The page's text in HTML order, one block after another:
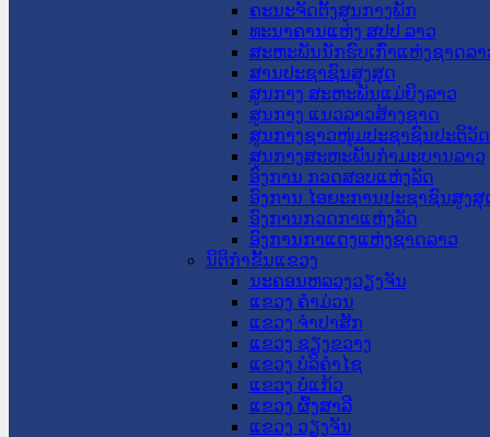
ຄະນະຈັດຕັ້ງສູນກາງພັກ
ທະນາຄານແຫ່ງ ສປປ ລາວ
ສະຫະພັນນັກຮົບເກົ່າແຫ່ງຊາດລາ
ສານປະຊາຊົນສູງສຸດ
ສູນກາງ ສະຫະພັນແມ່ຍິງລາວ
ສູນກາງ ແນວລາວສ້າງຊາດ
ສູນກາງຊາວໜຸ່ມປະຊາຊົນປະຕິວັ
ສູນກາງສະຫະພັນກຳມະບານລາວ
ອົງການ ກວດສອບແຫ່ງລັດ
ອົງການ ໄອຍະການປະຊາຊົນສູງສຸ
ອົງການກວດກາແຫ່ງລັດ
ອົງການກາແດງແຫ່ງຊາດລາວ
ນິຕິກໍາຂັ້ນແຂວງ
ນະ​ຄອນ​ຫລວງວຽງຈັນ
ແຂວງ ຄໍາມ່ວນ
ແຂວງ ຈໍາປາສັກ
ແຂວງ ຊຽງຂວາງ
ແຂວງ ບໍລິຄໍາໄຊ
ແຂວງ ບໍ່ແກ້ວ
ແຂວງ ຜົ້ງສາລີ
ແຂວງ ວຽງຈັນ